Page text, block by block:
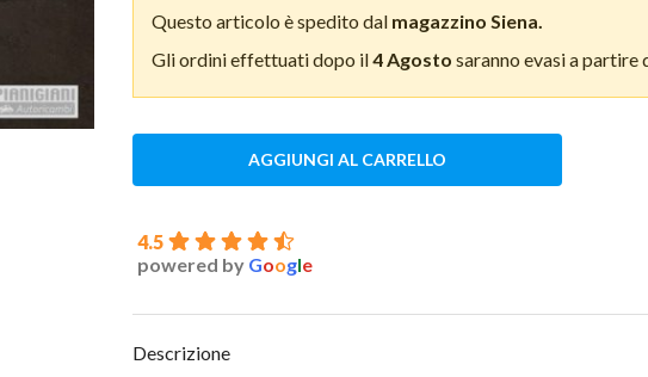
Questo articolo è spedito dal magazzino Siena.
Gli ordini effettuati dopo il4 Agosto saranno evasi a partire
AGGIUNGI AL CARRELLO
4.5
powered by Google
Descrizione